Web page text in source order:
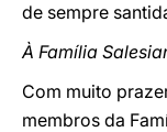
de sempre
À Família
Com muito
membros da